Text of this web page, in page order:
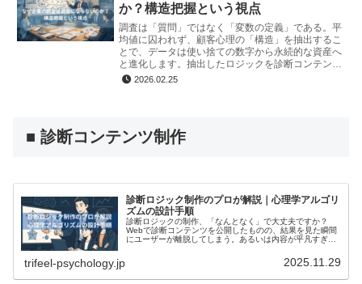
か？構造把握という視点
調査は「質問」ではなく「変数の定義」である。平
均値に囚われず、顧客心理の「構造」を抽出するこ
とで、データは使い捨ての数字から永続的な資産へ
と進化します。抽出したロジックを診断コンテンツ
等で体験化し、ビジネス成果に繋げるための本質的
2026.02.25
■ 診断コンテンツ制作
診断ロジック制作のプロが解説｜心理学アルゴリ
ズムの設計手順
診断ロジックの制作、「なんとなく」で大丈夫ですか？
Webで診断コンテンツを公開したものの、結果を見た瞬間
にユーザーが離脱してしまう。あるいは内容が平凡すぎて
trifeel-psychology.jp 2025.11.29